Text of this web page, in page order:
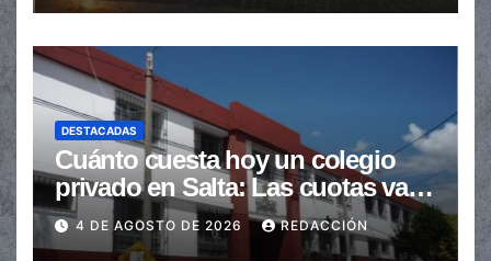
DESTACADAS
Cuánto cuesta hoy un colegio
privado en Salta: Las cuotas van
de $110.000 a más de $600.000
4 DE AGOSTO DE 2026 REDACCIÓN